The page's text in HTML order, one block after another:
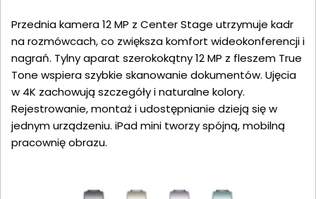
Przednia kamera 12 MP z Center Stage utrzymuje kadr
na rozmówcach, co zwiększa komfort wideokonferencji i
nagrań. Tylny aparat szerokokątny 12 MP z fleszem True
Tone wspiera szybkie skanowanie dokumentów. Ujęcia
w 4K zachowują szczegóły i naturalne kolory.
Rejestrowanie, montaż i udostępnianie dzieją się w
jednym urządzeniu. iPad mini tworzy spójną, mobilną
pracownię obrazu.